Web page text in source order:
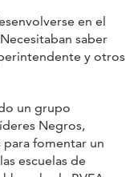
en el
saber
y otros
un grupo
Negros,
fomentar un
escuelas de